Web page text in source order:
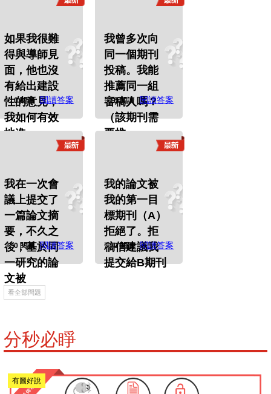
如果我很難
得與導師見
面，他也沒
有給出建設
性的意見，
我如何有效
地進
0 閱讀 閱讀答案
我曾多次向
同一個期刊
投稿。我能
推薦同一組
審稿人嗎？
（該期刊需
要推
0 閱讀 閱讀答案
我在一次會
議上提交了
一篇論文摘
要，不久之
後，基於同
一研究的論
文被
0 閱讀 閱讀答案
我的論文被
我的第一目
標期刊（A）
拒絕了。拒
稿信建議我
提交給B期刊
0 閱讀 閱讀答案
看全部問題
分秒必睜
有圖好說